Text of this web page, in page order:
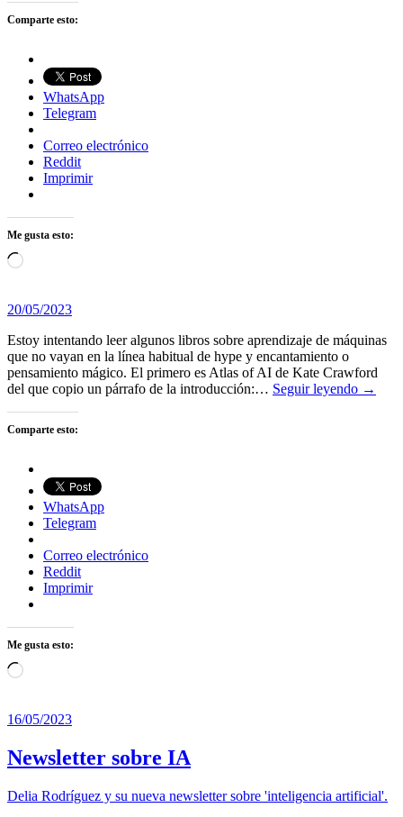
Comparte esto:
WhatsApp
Telegram
Correo electrónico
Reddit
Imprimir
Me gusta esto:
Cargando...
20/05/2023
Estoy intentando leer algunos libros sobre aprendizaje de máquinas
que no vayan en la línea habitual de hype y encantamiento o
pensamiento mágico. El primero es Atlas of AI de Kate Crawford
del que copio un párrafo de la introducción:… Seguir leyendo →
Comparte esto:
WhatsApp
Telegram
Correo electrónico
Reddit
Imprimir
Me gusta esto:
Cargando...
16/05/2023
Newsletter sobre IA
Delia Rodríguez y su nueva newsletter sobre 'inteligencia artificial'.